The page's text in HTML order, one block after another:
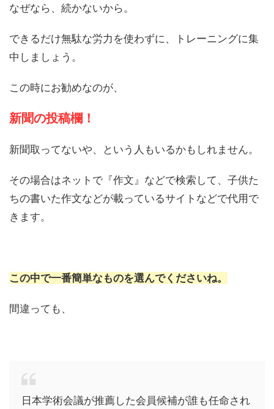
なぜなら、続かないから。
できるだけ無駄な労力を使わずに、トレーニングに集
中しましょう。
この時にお勧めなのが、
新聞の投稿欄！
新聞取ってないや、という人もいるかもしれません。
その場合はネットで『作文』などで検索して、子供た
ちの書いた作文などが載っているサイトなどで代用で
きます。
この中で一番簡単なものを選んでくださいね。
間違っても、
日本学術会議が推薦した会員候補が誰も任命され